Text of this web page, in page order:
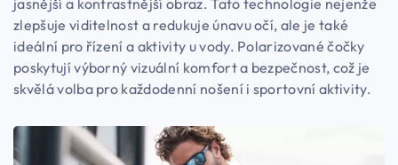
zlepšuje viditelnost a redukuje únavu očí, ale je také
ideální pro řízení a aktivity u vody. Polarizované čočky
poskytují výborný vizuální komfort a bezpečnost, což je
skvělá volba pro každodenní nošení i sportovní aktivity.